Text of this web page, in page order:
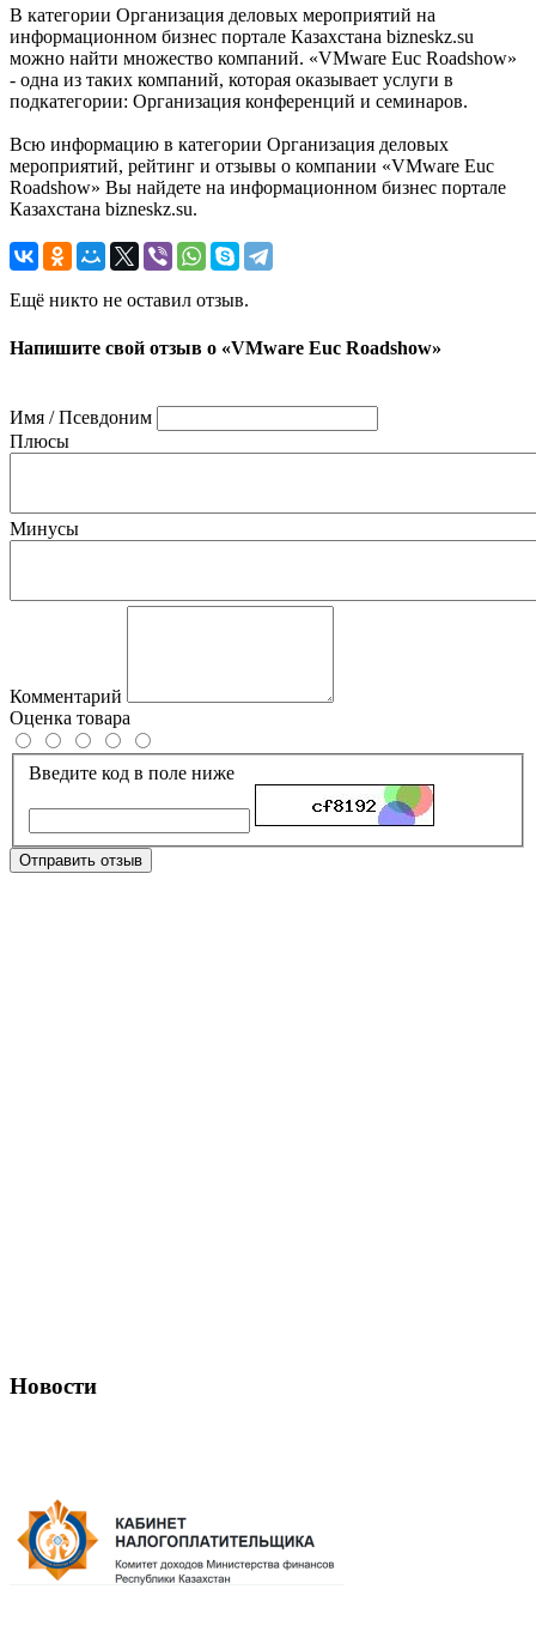
В категории Организация деловых мероприятий на
информационном бизнес портале Казахстана bizneskz.su
можно найти множество компаний. «VMware Euc Roadshow»
- одна из таких компаний, которая оказывает услуги в
подкатегории: Организация конференций и семинаров.
Всю информацию в категории Организация деловых
мероприятий, рейтинг и отзывы о компании «VMware Euc
Roadshow» Вы найдете на информационном бизнес портале
Казахстана bizneskz.su.
Ещё никто не оставил отзыв.
Напишите свой отзыв о «VMware Euc Roadshow»
Имя / Псевдоним
Плюсы
Минусы
Комментарий
Оценка товара
Введите код в поле ниже
Отправить отзыв
Новости